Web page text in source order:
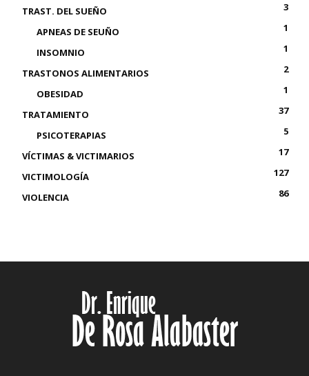
TRAST. DEL SUEÑO
3
APNEAS DE SEUÑO
1
INSOMNIO
1
TRASTONOS ALIMENTARIOS
2
OBESIDAD
1
TRATAMIENTO
37
PSICOTERAPIAS
5
VÍCTIMAS & VICTIMARIOS
17
VICTIMOLOGÍA
127
VIOLENCIA
86